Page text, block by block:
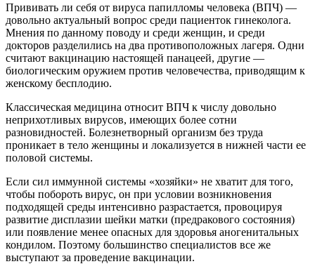
Прививать ли себя от вируса папилломы человека (ВПЧ) —
довольно актуальный вопрос среди пациенток гинеколога.
Мнения по данному поводу и среди женщин, и среди
докторов разделились на два противоположных лагеря. Одни
считают вакцинацию настоящей панацеей, другие —
биологическим оружием против человечества, приводящим к
женскому бесплодию.
Классическая медицина относит ВПЧ к числу довольно
неприхотливых вирусов, имеющих более сотни
разновидностей. Болезнетворный организм без труда
проникает в тело женщины и локализуется в нижней части ее
половой системы.
Если сил иммунной системы «хозяйки» не хватит для того,
чтобы побороть вирус, он при условии возникновения
подходящей среды интенсивно разрастается, провоцируя
развитие дисплазии шейки матки (предракового состояния)
или появление менее опасных для здоровья аногенитальных
кондилом. Поэтому большинство специалистов все же
выступают за проведение вакцинации.